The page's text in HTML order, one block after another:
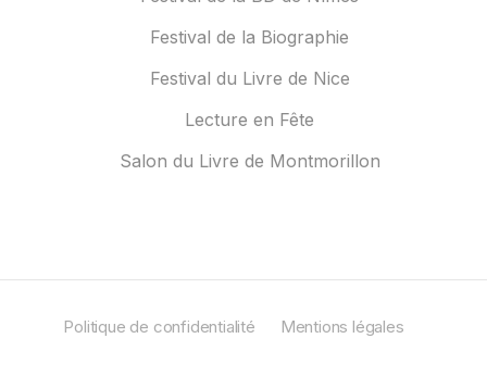
Festival de la Biographie
Festival du Livre de Nice
Lecture en Fête
Salon du Livre de Montmorillon
Politique de confidentialité Mentions légales